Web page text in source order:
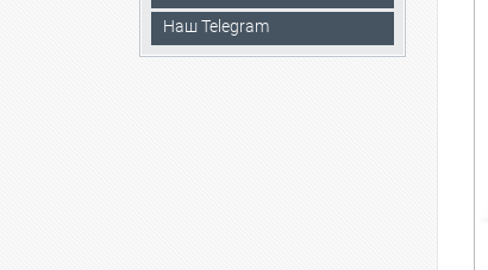
Наш Telegram